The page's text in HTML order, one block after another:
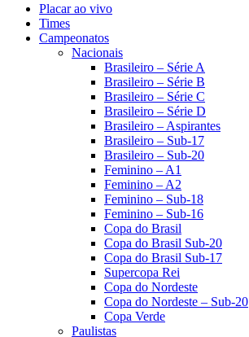
Placar ao vivo
Times
Campeonatos
Nacionais
Brasileiro – Série A
Brasileiro – Série B
Brasileiro – Série C
Brasileiro – Série D
Brasileiro – Aspirantes
Brasileiro – Sub-17
Brasileiro – Sub-20
Feminino – A1
Feminino – A2
Feminino – Sub-18
Feminino – Sub-16
Copa do Brasil
Copa do Brasil Sub-20
Copa do Brasil Sub-17
Supercopa Rei
Copa do Nordeste
Copa do Nordeste – Sub-20
Copa Verde
Paulistas